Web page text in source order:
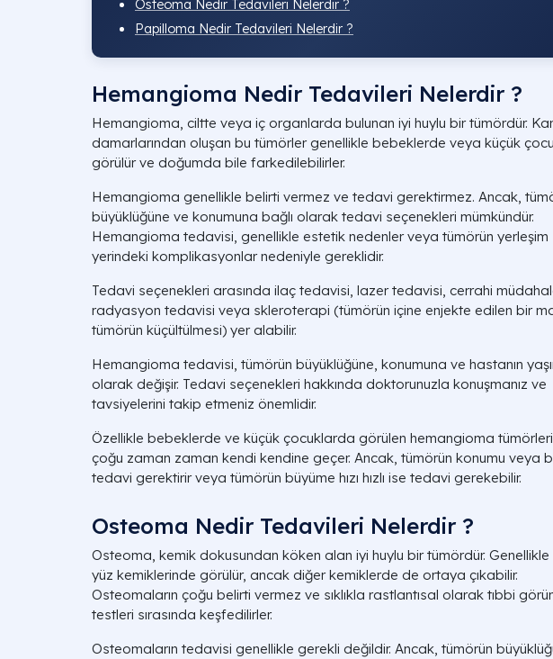
Osteoma Nedir Tedavileri Nelerdir ?
Papilloma Nedir Tedavileri Nelerdir ?
Hemangioma Nedir Tedavileri Nelerdir ?
Hemangioma, ciltte veya iç organlarda bulunan iyi huylu bir tümördür.
damarlarından oluşan bu tümörler genellikle bebeklerde veya küçük
görülür ve doğumda bile farkedilebilirler.
Hemangioma genellikle belirti vermez ve tedavi gerektirmez. Ancak,
büyüklüğüne ve konumuna bağlı olarak tedavi seçenekleri mümkündür.
Hemangioma tedavisi, genellikle estetik nedenler veya tümörün yerleşim
yerindeki komplikasyonlar nedeniyle gereklidir.
Tedavi seçenekleri arasında ilaç tedavisi, lazer tedavisi, cerrahi
radyasyon tedavisi veya skleroterapi (tümörün içine enjekte edilen bir
tümörün küçültülmesi) yer alabilir.
Hemangioma tedavisi, tümörün büyüklüğüne, konumuna ve hastanın
olarak değişir. Tedavi seçenekleri hakkında doktorunuzla konuşmanız ve
tavsiyelerini takip etmeniz önemlidir.
Özellikle bebeklerde ve küçük çocuklarda görülen hemangioma
çoğu zaman zaman kendi kendine geçer. Ancak, tümörün konumu veya
tedavi gerektirir veya tümörün büyüme hızı hızlı ise tedavi gerekebilir.
Osteoma Nedir Tedavileri Nelerdir ?
Osteoma, kemik dokusundan köken alan iyi huylu bir tümördür.
yüz kemiklerinde görülür, ancak diğer kemiklerde de ortaya çıkabilir.
Osteomaların çoğu belirti vermez ve sıklıkla rastlantısal olarak tıbbi
testleri sırasında keşfedilirler.
Osteomaların tedavisi genellikle gerekli değildir. Ancak, tümörün